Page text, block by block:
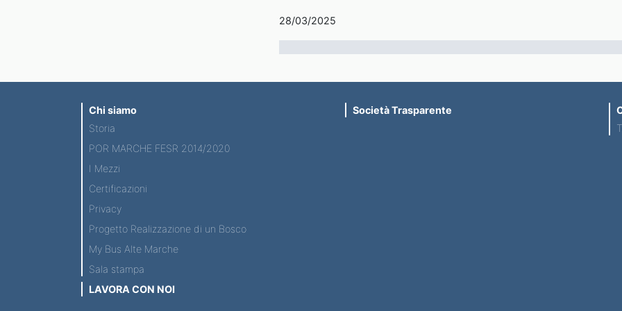
28/03/2025
Chi siamo
Storia
POR MARCHE FESR 2014/2020
I Mezzi
Certificazioni
Privacy
Progetto Realizzazione di un Bosco
My Bus Alte Marche
Sala stampa
Società Trasparente
LAVORA CON NOI